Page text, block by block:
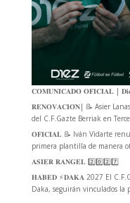
𝐂𝐎𝐌𝐔𝐍𝐈𝐂𝐀𝐃𝐎 𝐎𝐅𝐈𝐂𝐈𝐀𝐋 |
𝐑𝐄𝐍𝐎𝐕𝐀𝐂𝐈𝐎́𝐍| 📝 Asier
del C.F.Gazte Berriak en
𝐎𝐅𝐈𝐂𝐈𝐀𝐋 📝 Iván Vidarte
primera plantilla de manera
𝐀𝐒𝐈𝐄𝐑 𝐑𝐀𝐍𝐆𝐄𝐋 2️⃣0️⃣2️⃣7️⃣
𝐇𝐀𝐁𝐄𝐃 ⚡️𝐃𝐀𝐊𝐀 2027 El
Daka, seguirán vinculados la